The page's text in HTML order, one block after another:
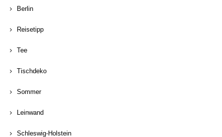
Berlin
Reisetipp
Tee
Tischdeko
Sommer
Leinwand
Schleswig-Holstein